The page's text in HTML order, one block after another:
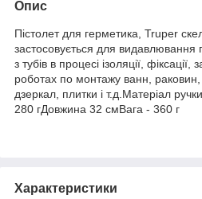
Опис
Пістолет для герметика, Truper
застосовується для видавлювання
з тубів в процесі ізоляції,
роботах по монтажу ванн, раковин,
дзеркал, плитки і т.д.Матеріал
280 гДовжина 32 смВага - 360 г
Характеристики